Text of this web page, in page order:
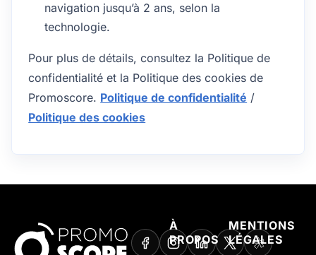
navigation jusqu’à 2 ans, selon la
technologie.
Pour plus de détails, consultez la Politique de
confidentialité et la Politique des cookies de
Promoscore. Politique de confidentialité /
Politique des cookies
À
PROPOS
MENTIONS
LÉGALES